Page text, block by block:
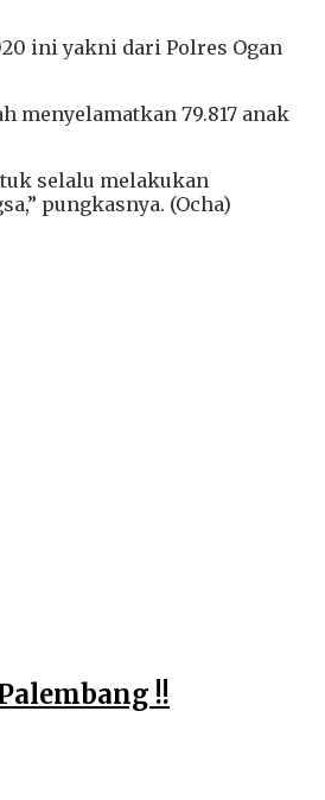
ini yakni dari Polres Ogan
menyelamatkan 79.817 anak
selalu melakukan
pungkasnya. (Ocha)
!!